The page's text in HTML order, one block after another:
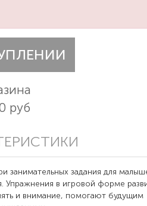
руб
занимательных задания для
Упражнения в игровой форме
и внимание, помогают будущим